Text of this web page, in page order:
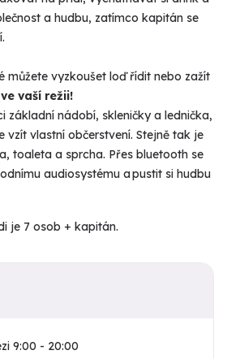
a hudbu, zatímco kapitán se
můžete vyzkoušet loď řídit nebo zažít
vaší režii!
základní nádobí, skleničky a lednička,
vzít vlastní občerstvení. Stejně tak je
toaleta a sprcha. Přes bluetooth se
audiosystému a pustit si hudbu
je 7 osob + kapitán.
9:00 - 20:00